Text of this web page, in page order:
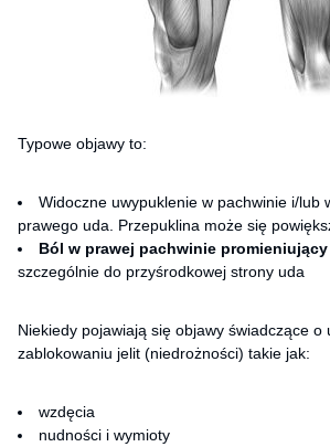
Typowe objawy to:
Widoczne uwypuklenie w pachwinie i/lub
prawego uda. Przepuklina może się
Ból w prawej pachwinie
szczególnie do przyśrodkowej strony uda
Niekiedy pojawiają się objawy świadczące o
zablokowaniu jelit (niedrożności) takie jak:
wzdęcia
nudności i wymioty